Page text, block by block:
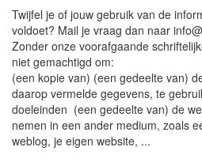
Twijfel je of jouw gebruik van de
voldoet? Mail je vraag dan naar
Zonder onze voorafgaande
niet gemachtigd om:
(een kopie van) (een gedeelte van)
daarop vermelde gegevens, te
doeleinden (een gedeelte van) de
nemen in een ander medium, zoals
weblog, je eigen website, ...